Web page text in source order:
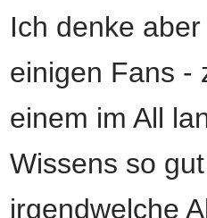
Ich denke
einigen Fans -
einem im All
Wissens so
irgendwelche